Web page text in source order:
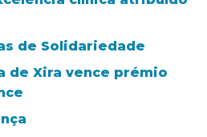
de Solidariedade
de Xira vence prémio